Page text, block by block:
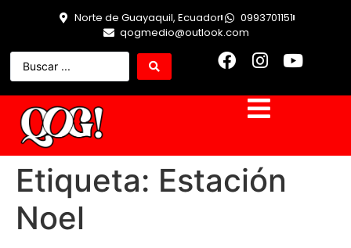
Norte de Guayaquil, Ecuador
0993701151
qogmedio@outlook.com
Etiqueta: Estación
Noel